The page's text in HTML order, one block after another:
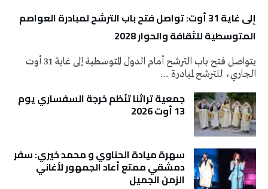
إلى غاية 31 أوت: تواصل فتح باب الترشح لمبادرة العواصم
المتوسطية للثقافة والحوار 2028
يتواصل فتح باب الترشح أمام الدول المتوسطية إلى غاية 31 أوت
الجاري، للترشح لمبادرة …
جمعية تراثنا تنَظم خرجة السفساري يوم
13 أوت 2026
سهرة ميادة الحناوي و محمد خيري: سفر
دمشقي ممتع أعاد الجمهور لأغاني
الزمن الجميل